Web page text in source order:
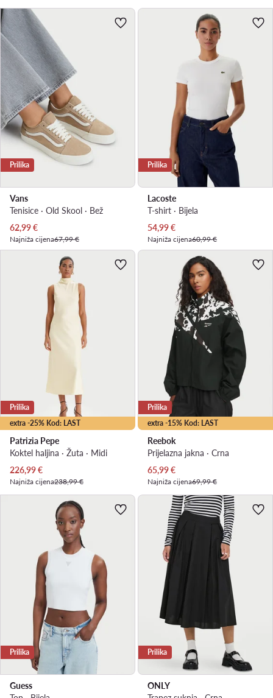
Prilika
Vans
Tenisice · Old Skool · Bež
Trenutna cijena
62,99€
Najniža cijena67,99 €
Prilika
Lacoste
T-shirt · Bijela
Trenutna cijena
54,99€
Najniža cijena60,99 €
extra -25% Kod: LAST
Prilika
Patrizia Pepe
Koktel haljina · Žuta · Midi
Trenutna cijena
226,99€
Najniža cijena238,99 €
extra -15% Kod: LAST
Prilika
Reebok
Prijelazna jakna · Crna
Trenutna cijena
65,99€
Najniža cijena69,99 €
Prilika
Guess
Prilika
ONLY